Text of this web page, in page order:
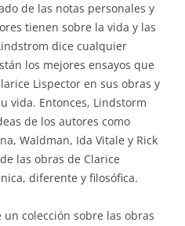
de las notas personales y
tienen sobre la vida y las
dice cualquier
los mejores ensayos que
Lispector en sus obras y
vida. Entonces, Lindstorm
de los autores como
Waldman, Ida Vitale y Rick
las obras de Clarice
diferente y filosófica.
colección sobre las obras